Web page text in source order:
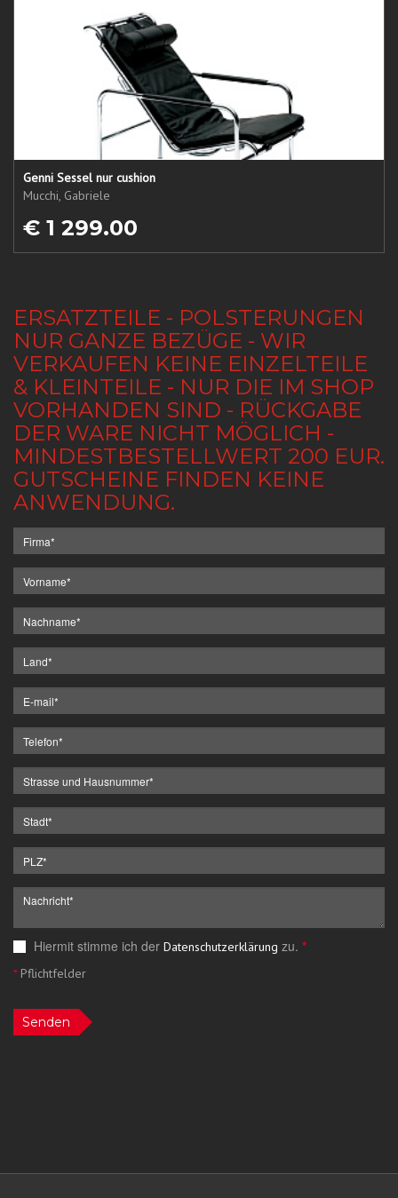
Genni Sessel nur cushion
Mucchi, Gabriele
€ 1 299.00
ERSATZTEILE - POLSTERUNGEN
NUR GANZE BEZÜGE - WIR
VERKAUFEN KEINE EINZELTEILE
& KLEINTEILE - NUR DIE IM SHOP
VORHANDEN SIND - RÜCKGABE
DER WARE NICHT MÖGLICH -
MINDESTBESTELLWERT 200 EUR.
GUTSCHEINE FINDEN KEINE
ANWENDUNG.
Hiermit stimme ich der Datenschutzerklärung zu. *
*Pflichtfelder
Senden